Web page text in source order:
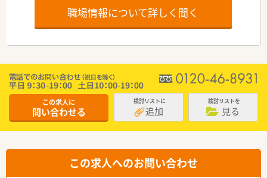
職場情報について詳しく聞く
この求人に
問い合わせる
検討リストに
追加
検討リストを
見る
この求人へのお問い合わせ